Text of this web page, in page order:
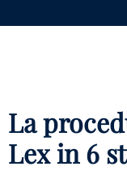
La
Lex in 6